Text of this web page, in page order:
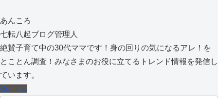
あんころ
七転八起ブログ管理人
絶賛子育て中の30代ママです！身の回りの気になるアレ！を
とことん調査！みなさまのお役に立てるトレンド情報を発信し
ています。
Contact